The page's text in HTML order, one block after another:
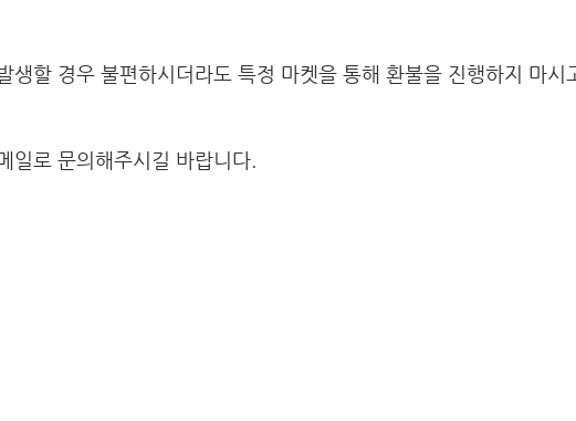
생할 경우 불편하시더라도 특정 마켓을 통해 환불을 진행하지 마시
일로 문의해주시길 바랍니다.